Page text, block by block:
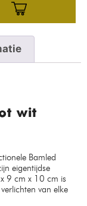
wit
Bamled
eigentijdse
9 cm x 10 cm is
van elke